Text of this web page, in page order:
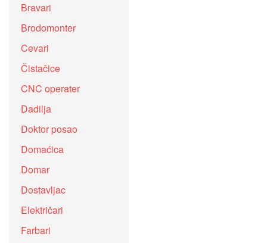
Bravari
Brodomonter
Cevari
Čistačice
CNC operater
Dadilja
Doktor posao
Domaćica
Domar
Dostavljac
Električari
Farbari